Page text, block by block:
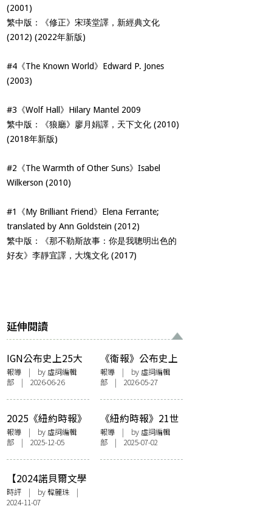
(2001)
繁中版：《修正》宋瑛堂譯，新經典文化
(2012) (2022年新版)
#4《The Known World》Edward P. Jones
(2003)
#3《Wolf Hall》Hilary Mantel 2009
繁中版：《狼廳》廖月娟譯，天下文化 (2010)
(2018年新版)
#2《The Warmth of Other Suns》Isabel
Wilkerson (2010)
#1《My Brilliant Friend》Elena Ferrante;
translated by Ann Goldstein (2012)
繁中版：《那不勒斯故事：你是我聰明出色的
好友》李靜宜譯，大塊文化 (2017)
延伸閱讀
IGN公布史上25大
暢銷書榜單 《紅樓
夢》躋身第六 狂賣
5億本奪冠竟是
「它」！（附完整
名單）
報導 | by 虛詞編輯
部 | 2026-06-26
《衛報》公布史上
百大小說榜單 《追
憶逝水年華》僅排
第5 包辦冠亞軍的
竟是「她們」！
（附完整名單）
報導| by 虛詞編輯
部 | 2026-05-27
2025《紐約時報》
年度十大好書揭曉
百大值得關注書單
不乏亞裔作家身影
（附完整名單）
報導 | by 虛詞編輯
部 | 2025-12-05
《紐約時報》21世
紀百大電影片單
《上流》奪冠 《花
樣年華》排4名！
報導| by 虛詞編輯
部 | 2025-07-02
【2024諾貝爾文學
獎】令人懼怖的溫
柔——關於韓江小
時評 | by韓麗珠 |
2024-11-07